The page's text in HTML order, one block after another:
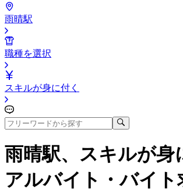
雨晴駅
職種を選択
スキルが身に付く
雨晴駅、スキルが身
アルバイト・バイト